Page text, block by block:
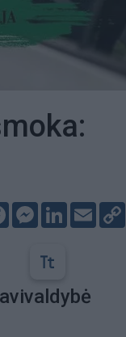
FacebookMessenger
LinkedIn
Email